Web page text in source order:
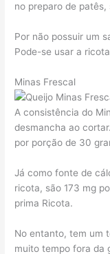
no preparo de
Por não possuir um
Pode-se usar a
Minas Frescal
A consistência do
desmancha ao
por porção de 30
Já como fonte de
ricota, são 173 mg
prima Ricota.
No entanto, tem um
muito tempo fora da